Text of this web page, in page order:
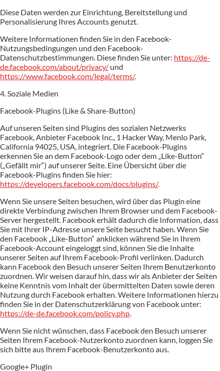
Diese Daten werden zur Einrichtung, Bereitstellung und
Personalisierung Ihres Accounts genutzt.
Weitere Informationen finden Sie in den Facebook-
Nutzungsbedingungen und den Facebook-
Datenschutzbestimmungen. Diese finden Sie unter: https://de-
de.facebook.com/about/privacy/ und
https://www.facebook.com/legal/terms/.
4. Soziale Medien
Facebook-Plugins (Like & Share-Button)
Auf unseren Seiten sind Plugins des sozialen Netzwerks
Facebook, Anbieter Facebook Inc., 1 Hacker Way, Menlo Park,
California 94025, USA, integriert. Die Facebook-Plugins
erkennen Sie an dem Facebook-Logo oder dem „Like-Button“
(„Gefällt mir“) auf unserer Seite. Eine Übersicht über die
Facebook-Plugins finden Sie hier:
https://developers.facebook.com/docs/plugins/.
Wenn Sie unsere Seiten besuchen, wird über das Plugin eine
direkte Verbindung zwischen Ihrem Browser und dem Facebook-
Server hergestellt. Facebook erhält dadurch die Information, dass
Sie mit Ihrer IP-Adresse unsere Seite besucht haben. Wenn Sie
den Facebook „Like-Button“ anklicken während Sie in Ihrem
Facebook-Account eingeloggt sind, können Sie die Inhalte
unserer Seiten auf Ihrem Facebook-Profil verlinken. Dadurch
kann Facebook den Besuch unserer Seiten Ihrem Benutzerkonto
zuordnen. Wir weisen darauf hin, dass wir als Anbieter der Seiten
keine Kenntnis vom Inhalt der übermittelten Daten sowie deren
Nutzung durch Facebook erhalten. Weitere Informationen hierzu
finden Sie in der Datenschutzerklärung von Facebook unter:
https://de-de.facebook.com/policy.php
Wenn Sie nicht wünschen, dass Facebook den Besuch unserer
Seiten Ihrem Facebook-Nutzerkonto zuordnen kann, loggen Sie
sich bitte aus Ihrem Facebook-Benutzerkonto aus.
Google+ Plugin